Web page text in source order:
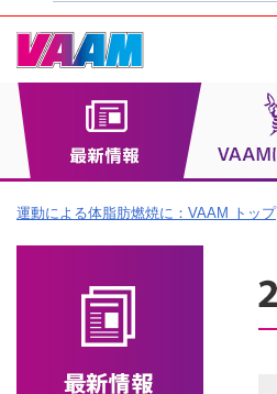
運動による体脂肪燃焼に：VAAM トップ